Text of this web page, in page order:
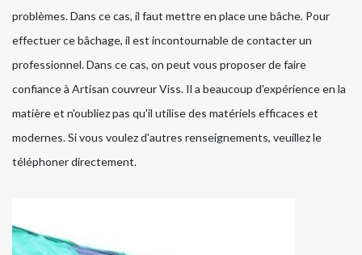
problèmes. Dans ce cas, il faut mettre en place une bâche. Pour
effectuer ce bâchage, il est incontournable de contacter un
professionnel. Dans ce cas, on peut vous proposer de faire
confiance à Artisan couvreur Viss. Il a beaucoup d'expérience en la
matière et n'oubliez pas qu'il utilise des matériels efficaces et
modernes. Si vous voulez d'autres renseignements, veuillez le
téléphoner directement.